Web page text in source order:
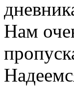
Нам